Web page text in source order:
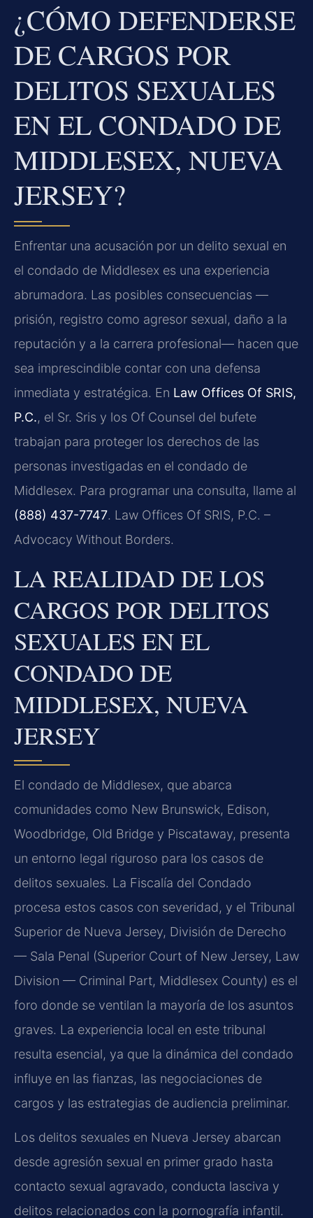
¿CÓMO DEFENDERSE
DE CARGOS POR
DELITOS SEXUALES
EN EL CONDADO DE
MIDDLESEX, NUEVA
JERSEY?
Enfrentar una acusación por un delito sexual en
el condado de Middlesex es una experiencia
abrumadora. Las posibles consecuencias —
prisión, registro como agresor sexual, daño a la
reputación y a la carrera profesional— hacen que
sea imprescindible contar con una defensa
inmediata y estratégica. En Law Offices Of SRIS,
P.C., el Sr. Sris y los Of Counsel del bufete
trabajan para proteger los derechos de las
personas investigadas en el condado de
Middlesex. Para programar una consulta, llame al
(888) 437-7747. Law Offices Of SRIS, P.C. –
Advocacy Without Borders.
LA REALIDAD DE LOS
CARGOS POR DELITOS
SEXUALES EN EL
CONDADO DE
MIDDLESEX, NUEVA
JERSEY
El condado de Middlesex, que abarca
comunidades como New Brunswick, Edison,
Woodbridge, Old Bridge y Piscataway, presenta
un entorno legal riguroso para los casos de
delitos sexuales. La Fiscalía del Condado
procesa estos casos con severidad, y el Tribunal
Superior de Nueva Jersey, División de Derecho
— Sala Penal (Superior Court of New Jersey, Law
Division — Criminal Part, Middlesex County) es el
foro donde se ventilan la mayoría de los asuntos
graves. La experiencia local en este tribunal
resulta esencial, ya que la dinámica del condado
influye en las fianzas, las negociaciones de
cargos y las estrategias de audiencia preliminar.
Los delitos sexuales en Nueva Jersey abarcan
desde agresión sexual en primer grado hasta
contacto sexual agravado, conducta lasciva y
delitos relacionados con la pornografía infantil.